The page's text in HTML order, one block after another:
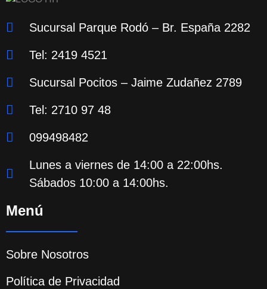
Sucursal Parque Rodó – Br. España 2282
Tel: 2419 4521
Sucursal Pocitos – Jaime Zudañez 2789
Tel: 2710 97 48
099498482
Lunes a viernes de 14:00 a 22:00hs.
Sábados 10:00 a 14:00hs.
Menú
Sobre Nosotros
Política de Privacidad